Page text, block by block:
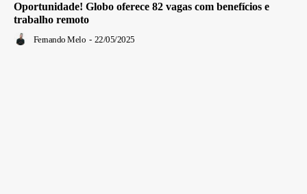
Oportunidade! Globo oferece 82 vagas com benefícios e
trabalho remoto
Fernando Melo - 22/05/2025